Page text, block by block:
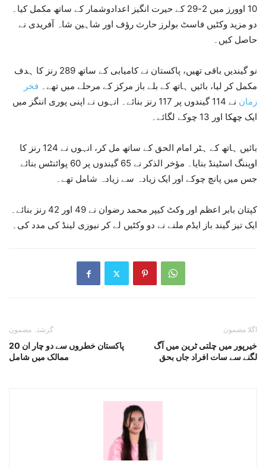
10 اوورز میں 2-29 کے حیرت انگیز اعدادوشمار کے ساتھ مکمل کیا۔
دو مزید وکٹیں فاسٹ بولرز حارث رؤف اور شاہین شاہ آفریدی نے
حاصل کیں۔
نو گیندیں باقی تھیں، پاکستان نے کامیابی کے ساتھ 289 رنز کا ہدف
مکمل کر لیا، بائیں ہاتھ کے بلے باز مرکز کے مرحلے میں تھے۔ فخر
زمان
نے 114 گیندوں پر 117 رنز بنائے۔ انہوں نے اپنی پوری اننگز میں
ایک چھکا اور 13 چوکے لگائے۔
بائیں ہاتھ کے ہٹر امام الحق کے ساتھ مل کر، انہوں نے 124 رنز کا
اوپننگ اسٹینڈ بنایا۔ مؤخر الذکر نے 65 گیندوں پر 60 پوائنٹس بنائے
جس میں پانچ چوکے اور ایک زیادہ سے زیادہ شامل تھے۔
کپتان بابر اعظم اور وکٹ کیپر محمد رضوان نے 49 اور 42 رنز بنائے۔
ایک تیز گیند باز ایڈم ملنے نے دو وکٹیں لے کر نیوزی لینڈ کی مدد کی۔
گزشتہ مضمون
پاکستان خطروں سے دو چار ان 20
ممالک میں شامل
اگلا مضمون
خیرپور میں چلتی ٹرین میں آگ
لگنے سے سات افراد جاں بحق